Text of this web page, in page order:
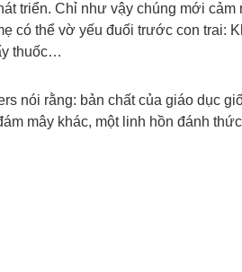
triển. Chỉ như vậy chúng mới cảm
có thể vờ yếu đuối trước con trai:
thuốc…
nói rằng: bản chất của giáo dục
mây khác, một linh hồn đánh